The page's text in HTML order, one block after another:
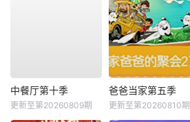
中餐厅第十季
更新至第20260809期
爸爸当家第五季
更新至第20260810期